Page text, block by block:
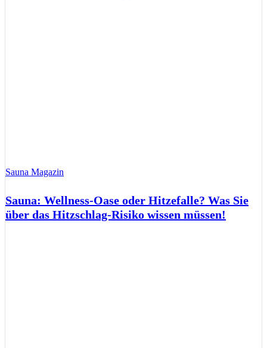
Sauna Magazin
Sauna: Wellness-Oase oder Hitzefalle? Was Sie
über das Hitzschlag-Risiko wissen müssen!